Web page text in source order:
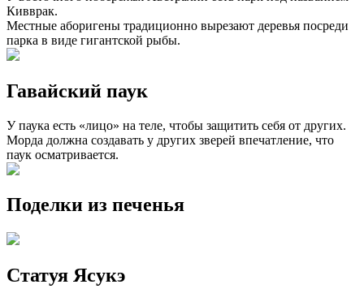
Кивврак.
Местные аборигены традиционно вырезают деревья посреди
парка в виде гигантской рыбы.
Гавайский паук
У паука есть «лицо» на теле, чтобы защитить себя от других.
Морда должна создавать у других зверей впечатление, что
паук осматривается.
Поделки из печенья
Статуя Ясукэ